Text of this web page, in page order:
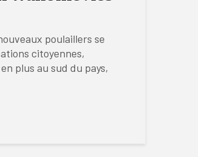
poulaillers se
citoyennes,
plus au sud du pays,